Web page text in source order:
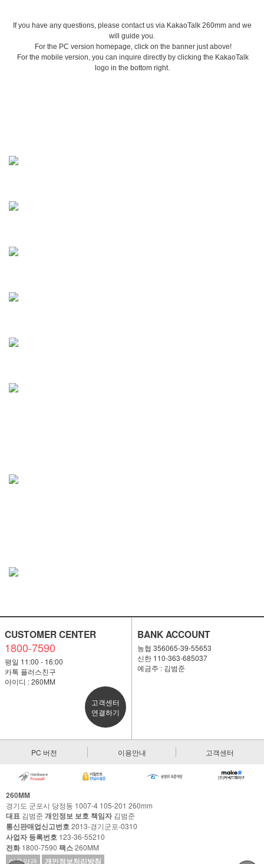
If you have any questions, please contact us via KakaoTalk 260mm and we
will guide you.
For the PC version homepage, click on the banner just above!
For the mobile version, you can inquire directly by clicking the KakaoTalk
logo in the bottom right.
CUSTOMER CENTER
1800-7590
평일 11:00 - 16:00
카톡 플러스친구
아이디 : 260MM
고객센터
연결하기
BANK ACCOUNT
농협 356065-39-55653
신한 110-363-685037
예금주 : 김범준
PC 버전 이용안내 고객센터
260MM
경기도 군포시 당정동 1007-4 105-201 260mm
대표 김범준 개인정보 보호 책임자김범준
통신판매업신고번호2013-경기군포-0310
사업자 등록번호 123-36-55210
전화1800-7590 팩스260MM
이용약관
개인정보처리방침